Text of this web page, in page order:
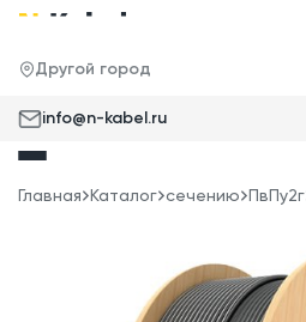
Другой город
info@n-kabel.ru
Главная Каталог сечению ПвПу2г